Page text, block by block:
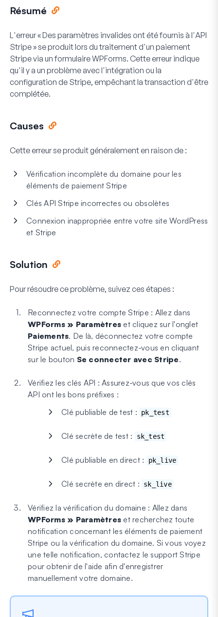
Résumé
L'erreur « Des paramètres invalides ont été fournis à l'API
Stripe » se produit lors du traitement d'un paiement
Stripe via un formulaire WPForms. Cette erreur indique
qu'il y a un problème avec l'intégration ou la
configuration de Stripe, empêchant la transaction d'être
complétée.
Causes
Cette erreur se produit généralement en raison de :
Vérification incomplète du domaine pour les
éléments de paiement Stripe
Clés API Stripe incorrectes ou obsolètes
Connexion inappropriée entre votre site WordPress
et Stripe
Solution
Pour résoudre ce problème, suivez ces étapes :
Reconnectez votre compte Stripe : Allez dans
WPForms » Paramètres et cliquez sur l'onglet
Paiements. De là, déconnectez votre compte
Stripe actuel, puis reconnectez-vous en cliquant
sur le bouton Se connecter avec Stripe.
Vérifiez les clés API : Assurez-vous que vos clés
API ont les bons préfixes :
Clé publiable de test :
pk_test
Clé secrète de test : sk_test
Clé publiable en direct : pk_live
Clé secrète en direct : sk_live
Vérifiez la vérification du domaine : Allez dans
WPForms » Paramètres et recherchez toute
notification concernant les éléments de paiement
Stripe ou la vérification du domaine. Si vous voyez
une telle notification, contactez le support Stripe
pour obtenir de l'aide afin d'enregistrer
manuellement votre domaine.